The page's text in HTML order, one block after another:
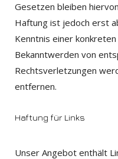
Gesetzen bleiben
Haftung ist jedoch erst
Kenntnis einer
Bekanntwerden von
Rechtsverletzungen
entfernen.
Haftung für Links
Unser Angebot enthält